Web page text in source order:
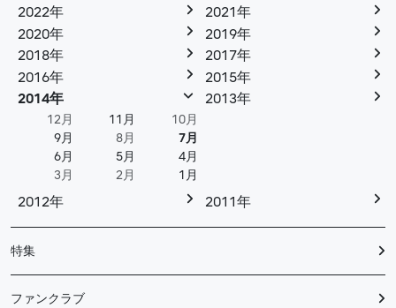
2022年
2021年
2020年
2019年
2018年
2017年
2016年
2015年
2014年
12月 11月
10月
9月
8月
7月
6月
5月
4月
3月
2月 1月
2013年
2012年 2011年
特集
ファンクラブ